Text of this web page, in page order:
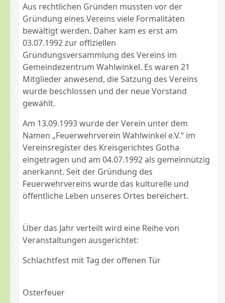
Aus rechtlichen Gründen mussten vor der
Gründung eines Vereins viele Formalitäten
bewältigt werden. Daher kam es erst am
03.07.1992 zur offiziellen
Gründungsversammlung des Vereins im
Gemeindezentrum Wahlwinkel. Es waren 21
Mitglieder anwesend, die Satzung des Vereins
wurde beschlossen und der neue Vorstand
gewählt.
Am 13.09.1993 wurde der Verein unter dem
Namen „Feuerwehrverein Wahlwinkel e.V.“ im
Vereinsregister des Kreisgerichtes Gotha
eingetragen und am 04.07.1992 als gemeinnützig
anerkannt. Seit der Gründung des
Feuerwehrvereins wurde das kulturelle und
öffentliche Leben unseres Ortes bereichert.
Über das Jahr verteilt wird eine Reihe von
Veranstaltungen ausgerichtet:
Schlachtfest mit Tag der offenen Tür
Osterfeuer